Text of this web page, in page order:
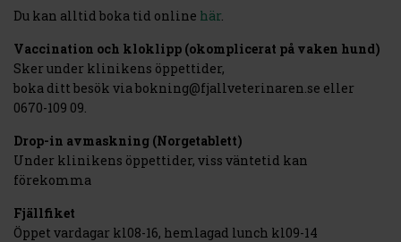
Du kan alltid boka tid online här.
Vaccination och kloklipp (okomplicerat på vaken hund)
Sker under klinikens öppettider,
boka ditt besök via bokning@fjallveterinaren.se eller
0670-109 09.
Drop-in avmaskning (Norgetablett)
Under klinikens öppettider, viss väntetid kan
förekomma
Fjällfiket
Öppet vardagar kl08-16, hemlagad lunch kl09-14